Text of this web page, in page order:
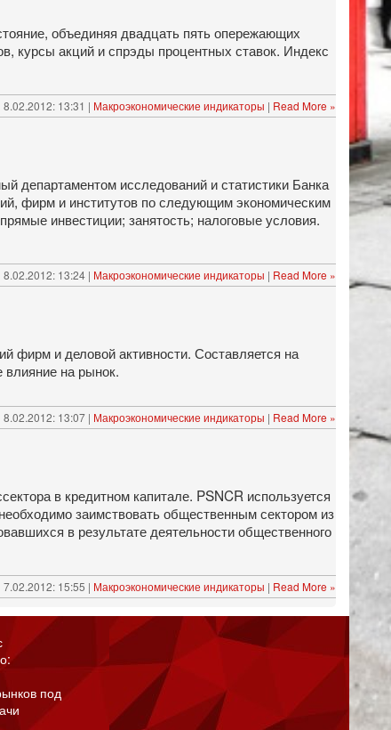
объединяя двадцать пять опережающих
курсы акций и спрэды процентных ставок. Индекс
8.02.2012: 13:31 | Макроэкономические индикаторы | Read More »
департаментом исследований и статистики Банка
фирм и институтов по следующим экономическим
инвестиции; занятость; налоговые условия.
8.02.2012: 13:24 | Макроэкономические индикаторы | Read More »
фирм и деловой активности. Составляется на
на рынок.
8.02.2012: 13:07 | Макроэкономические индикаторы | Read More »
в кредитном капитале. PSNCR используется
заимствовать общественным сектором из
в результате деятельности общественного
7.02.2012: 15:55 | Макроэкономические индикаторы | Read More »
под